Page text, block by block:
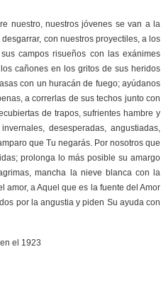
nuestro, nuestros jóvenes se van a la
con nuestros proyectiles, a los
campos risueños con las exánimes
cañones en los gritos de sus heridos
con un huracán de fuego; ayúdanos
a correrlas de sus techos junto con
de trapos, sufrientes hambre y
desesperadas, angustiadas,
que Tu negarás. Por nosotros que
prolonga lo más posible su amargo
mancha la nieve blanca con la
amor, a Aquel que es la fuente del Amor
por la angustia y piden Su ayuda con
el 1923